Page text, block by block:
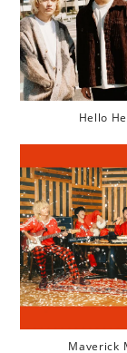
Hello
Maverick